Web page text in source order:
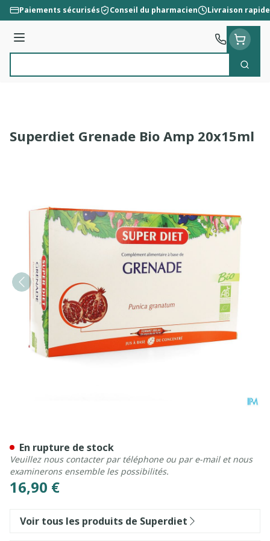
Aller au contenu
Paiements sécurisés Conseil du pharmacien Livraison rapide
Menu
Superdiet Grenade Bio Amp 20x15ml
16,90 €
En rupture de stock
Veuillez nous contacter par téléphone ou par e-mail et nous
examinerons ensemble les possibilités.
Voir tous les produits de Superdiet